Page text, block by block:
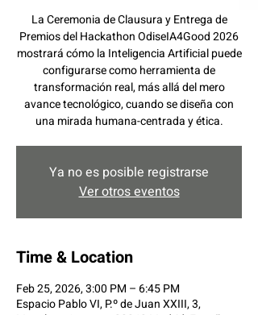
La Ceremonia de Clausura y Entrega de
Premios del Hackathon OdiseIA4Good 2026
mostrará cómo la Inteligencia Artificial puede
configurarse como herramienta de
transformación real, más allá del mero
avance tecnológico, cuando se diseña con
una mirada humana-centrada y ética.
Ya no es posible registrarse
Ver otros eventos
Time & Location
Feb 25, 2026, 3:00 PM – 6:45 PM
Espacio Pablo VI, P.º de Juan XXIII, 3,